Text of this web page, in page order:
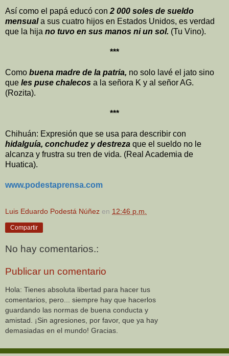
Así como el papá educó con 2 000 soles de sueldo
mensuala sus cuatro hijos en Estados Unidos, es verdad
que la hija no tuvo en sus manos ni un sol. (Tu Vino).
***
Como buena madre de la patria, no solo lavé el jato sino
que les puse chalecos a la señora K y al señor AG.
(Rozita).
***
Chihuán: Expresión que se usa para describir con
hidalguía, conchudez y destreza que el sueldo no le
alcanza y frustra su tren de vida. (Real Academia de
Huatica).
www.podestaprensa.com
Luis Eduardo Podestá Núñez en 12:46 p.m.
Compartir
No hay comentarios.:
Publicar un comentario
Hola: Tienes absoluta libertad para hacer tus
comentarios, pero... siempre hay que hacerlos
guardando las normas de buena conducta y
amistad. ¡Sin agresiones, por favor, que ya hay
demasiadas en el mundo! Gracias.